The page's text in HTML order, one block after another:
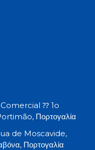
⁇ 1o
Πορτογαλία
de Moscavide,
Πορτογαλία